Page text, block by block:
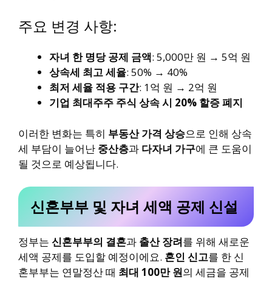
주요 변경 사항:
자녀 한 명당 공제 금액: 5,000만 원 → 5억 원
상속세 최고 세율: 50% → 40%
최저 세율 적용 구간: 1억 원 → 2억 원
기업 최대주주 주식 상속 시 20% 할증 폐지
이러한 변화는 특히 부동산 가격 상승으로 인해 상속
세 부담이 늘어난 중산층과 다자녀 가구에 큰 도움이
될 것으로 예상됩니다.
신혼부부 및 자녀 세액 공제 신설
정부는 신혼부부의 결혼과 출산 장려를 위해 새로운
세액 공제를 도입할 예정이에요. 혼인 신고를 한 신
혼부부는 연말정산 때 최대 100만 원의 세금을 공제